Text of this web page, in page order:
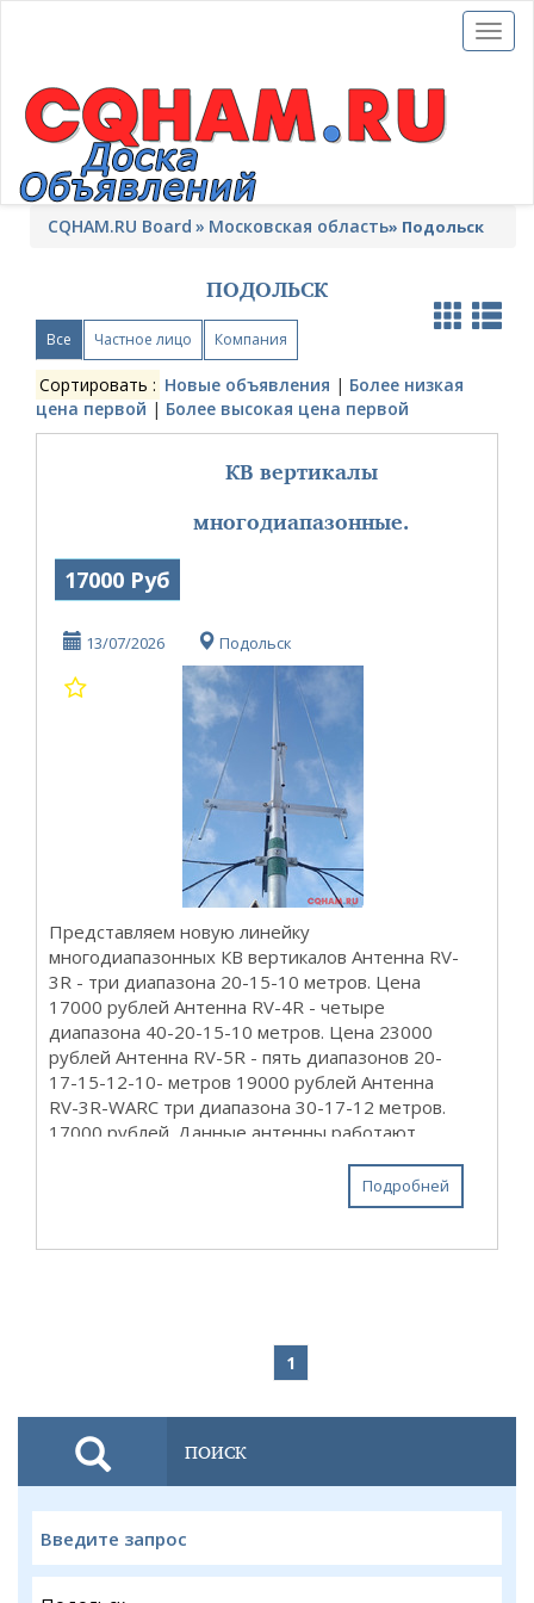
Toggle
CQHAM.RU Board Московская область» Подольск
ПОДОЛЬСК
Все Частное лицо Компания
Сортировать : Новые объявления | Более низкая
цена первой | Более высокая цена первой
КВ вертикалы
многодиапазонные.
17000 Руб
13/07/2026 Подольск
Представляем новую линейку
многодиапазонных КВ вертикалов Антенна RV-
3R - три диапазона 20-15-10 метров. Цена
17000 рублей Антенна RV-4R - четыре
диапазона 40-20-15-10 метров. Цена 23000
рублей Антенна RV-5R - пять диапазонов 20-
17-15-12-10- метров 19000 рублей Антенна
RV-3R-WARC три диапазона 30-17-12 метров.
17000 рублей. Данные антенны работают
Противовесы в комплекте по две штуки ...
Подробней
1
ПОИСК